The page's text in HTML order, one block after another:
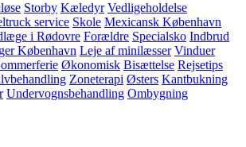
Storby Kæledyr Vedligeholdelse
service Skole Mexicansk København
i Rødovre Forældre Specialsko Indbrud
København Leje af minilæsser Vinduer
Økonomisk Bisættelse Rejsetips
Zoneterapi Østers Kantbukning
Undervognsbehandling Ombygning